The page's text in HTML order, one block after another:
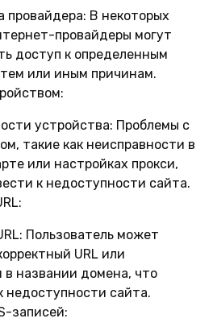
провайдера: В некоторых
провайдеры могут
доступ к определенным
или иным причинам.
устройства: Проблемы с
такие как неисправности в
или настройках прокси,
к недоступности сайта.
Пользователь может
URL или
в названии домена, что
недоступности сайта.
записей: